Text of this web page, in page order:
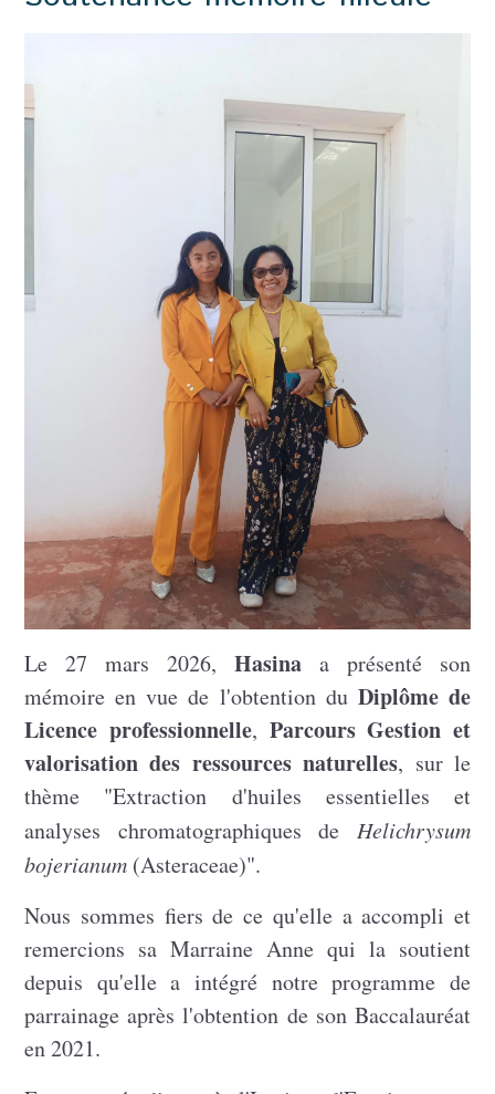
Le 27 mars 2026, Hasina a présenté son
mémoire en vue de l'obtention du Diplôme de
Licence professionnelle, Parcours Gestion et
valorisation des ressources naturelles, sur le
thème "Extraction d'huiles essentielles et
analyses chromatographiques de Helichrysum
bojerianum (Asteraceae)".
Nous sommes fiers de ce qu'elle a accompli et
remercions sa Marraine Anne qui la soutient
depuis qu'elle a intégré notre programme de
parrainage après l'obtention de son Baccalauréat
en 2021.